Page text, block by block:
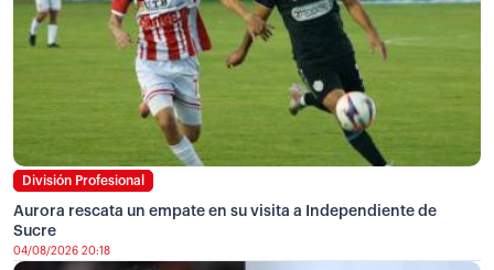
División Profesional
Aurora rescata un empate en su visita a Independiente de
Sucre
04/08/2026 20:18